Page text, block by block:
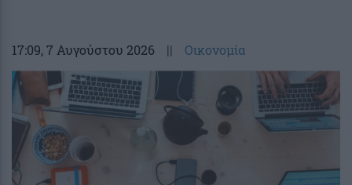
17:09, 7 Αυγούστου 2026 || Οικονομία